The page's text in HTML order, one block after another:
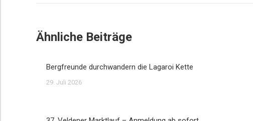
Ähnliche Beiträge
Bergfreunde durchwandern die Lagaroi Kette
29. Juli 2026